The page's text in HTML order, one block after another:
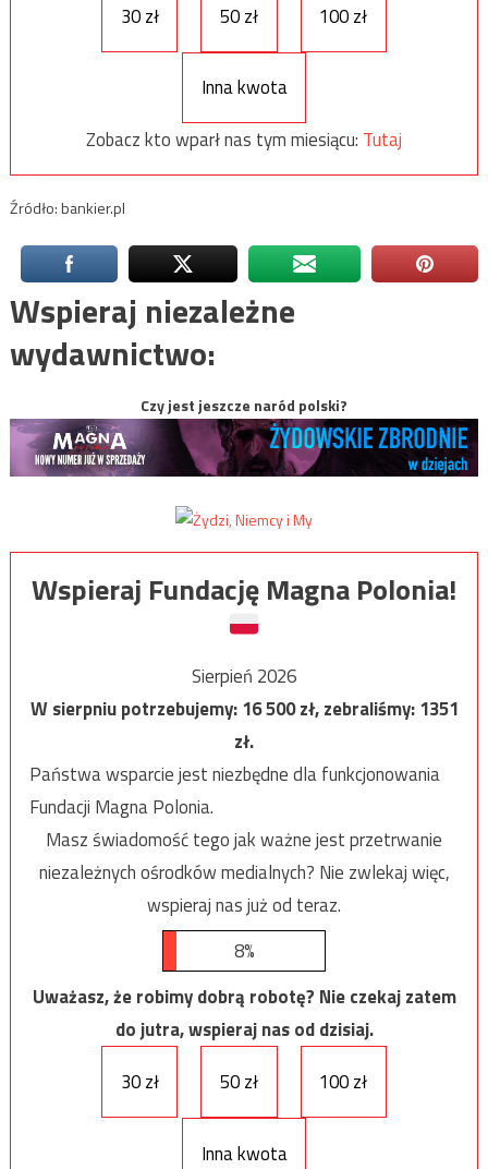
30 zł 50 zł 100 zł
Inna kwota
Zobacz kto wparł nas tym miesiącu: Tutaj
Źródło: bankier.pl
Wspieraj niezależne
wydawnictwo:
Czy jest jeszcze naród polski?
Wspieraj Fundację Magna Polonia!
Sierpień 2026
W sierpniu potrzebujemy:16 500zł, zebraliśmy:1351
zł.
Państwa wsparcie jest niezbędne dla funkcjonowania
Fundacji Magna Polonia.
Masz świadomość tego jak ważne jest przetrwanie
niezależnych ośrodków medialnych? Nie zwlekaj więc,
wspieraj nas już od teraz.
8%
Uważasz, że robimy dobrą robotę? Nie czekaj zatem
do jutra, wspieraj nas od dzisiaj.
30 zł
50 zł 100 zł
Inna kwota